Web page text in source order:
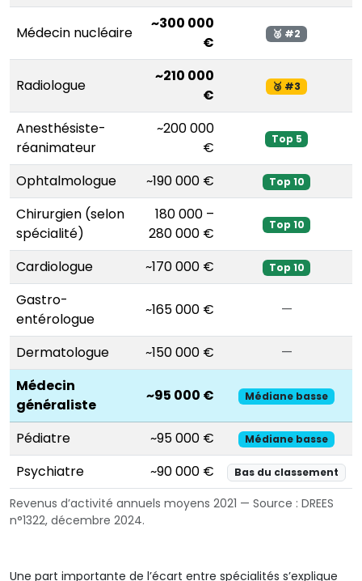
Revenus d’activité annuels moyens 2021 — Source : DREES
n°1322, décembre 2024.
Médecin nucléaire
~300 000
€
🥈 #2
Radiologue
~210 000
€
🥉 #3
Anesthésiste-
réanimateur
~200 000
€
Top 5
Ophtalmologue ~190 000 € Top 10
Chirurgien (selon
spécialité)
180 000 –
280 000 €
Top 10
Cardiologue ~170 000 € Top 10
Gastro-
entérologue
~165 000 € —
Dermatologue ~150 000 €
—
Médecin
généraliste
~95 000 € Médiane basse
Pédiatre ~95 000 € Médiane basse
Psychiatre ~90 000 € Bas du classement
Une part importante de l’écart entre spécialités s’explique